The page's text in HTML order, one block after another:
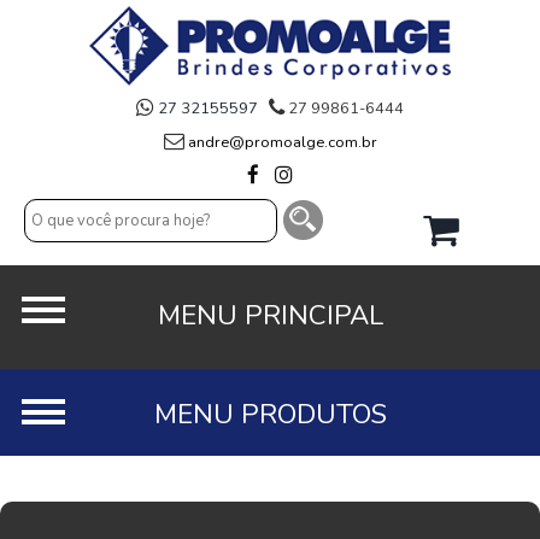
27 32155597
27 99861-6444
andre@promoalge.com.br